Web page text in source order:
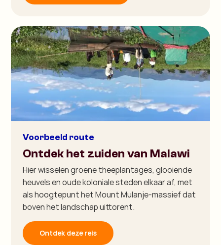
Voorbeeld route
Ontdek het zuiden van Malawi
Hier wisselen groene theeplantages, glooiende
heuvels en oude koloniale steden elkaar af, met
als hoogtepunt het Mount Mulanje-massief dat
boven het landschap uittorent.
Ontdek deze reis